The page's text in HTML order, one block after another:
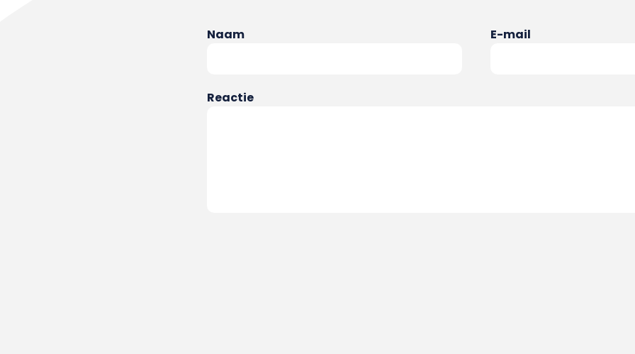
Naam E-mail
Reactie